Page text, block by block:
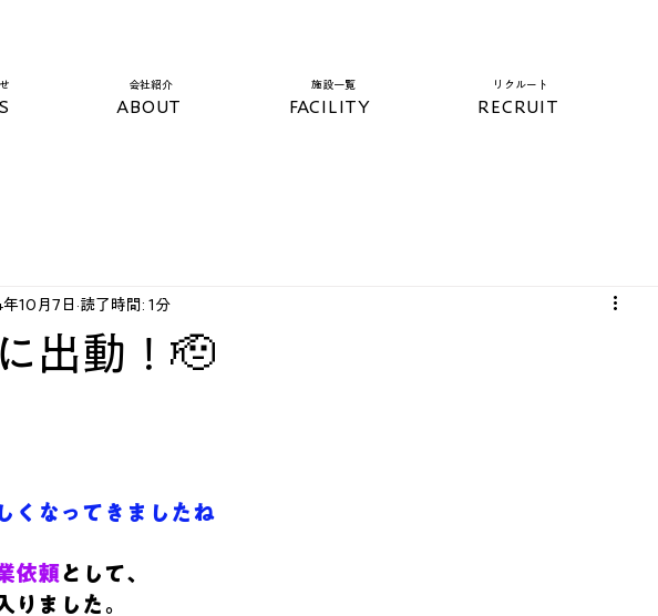
​会社紹介 ​施設一覧​ ​リクルート​
ABOUT FACILITY RECRUIT
出動！🫡
10月7日 読了時間: 1分
くなってきましたね
依頼として、
りました。